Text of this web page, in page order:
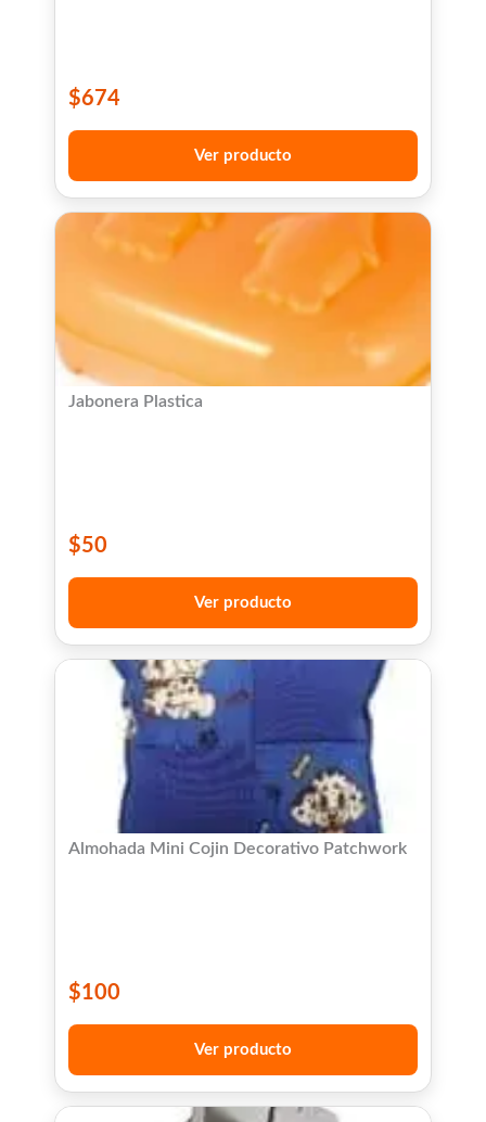
$674
Ver producto
Jabonera Plastica
$50
Ver producto
Almohada Mini Cojin Decorativo Patchwork
$100
Ver producto